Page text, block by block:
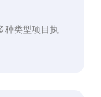
种类型项目执